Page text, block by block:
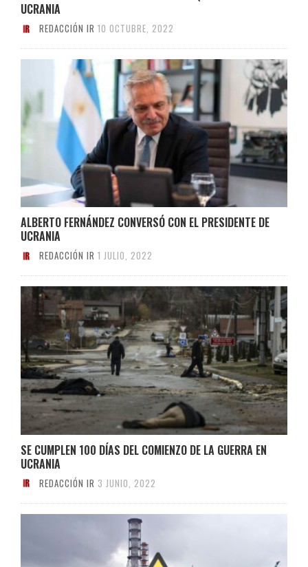
UCRANIA
REDACCIÓN IR 10 OCTUBRE, 2022
ALBERTO FERNÁNDEZ CONVERSÓ CON EL PRESIDENTE DE
UCRANIA
REDACCIÓN IR 1 JULIO, 2022
SE CUMPLEN 100 DÍAS DEL COMIENZO DE LA GUERRA EN
UCRANIA
REDACCIÓN IR 3 JUNIO, 2022